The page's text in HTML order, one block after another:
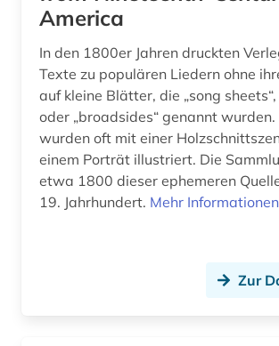
kunsthandwerk (1)
kurzgeschichte (1)
künste (1)
lateinamerikaforschung (1)
lexikon (1)
America
In den 1800er Jahren druckten
Texte zu populären Liedern ohne
auf kleine Blätter, die „song
oder „broadsides“ genannt wurden.
wurden oft mit einer
einem Porträt illustriert. Die
etwa 1800 dieser ephemeren
19. Jahrhundert. Mehr Informationen
Zur